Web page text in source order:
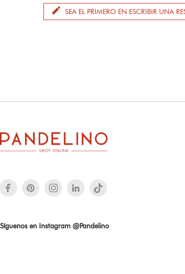
edit SEA EL PRIMERO EN ESCRIBIR UNA
Síguenos en Instagram @Pandelino